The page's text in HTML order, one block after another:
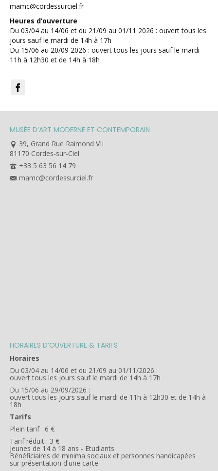
mamc@cordessurciel.fr
Heures d’ouverture
Du 03/04 au 14/06 et du 21/09 au 01/11 2026 : ouvert tous les
jours sauf le mardi de 14h à 17h
Du 15/06 au 20/09 2026 : ouvert tous les jours sauf le mardi
11h à 12h30 et de 14h à 18h
MUSÉE D’ART MODERNE ET CONTEMPORAIN
39, Grand Rue Raimond VII
81170 Cordes-sur-Ciel
+33 5 63 56 14 79
mamc@cordessurciel.fr
HORAIRES D’OUVERTURE & TARIFS
Horaires
Du 03/04 au 14/06 et du 21/09 au 01/11/2026 :
ouvert tous les jours sauf le mardi de 14h à 17h
Du 15/06 au 29/09/2026 :
ouvert tous les jours sauf le mardi de 11h à 12h30 et de 14h à
18h
Tarifs
Plein tarif : 6 €
Tarif réduit : 3 €
Jeunes de 14 à 18 ans - Etudiants
Bénéficiaires de minima sociaux et personnes handicapées
sur présentation d'une carte